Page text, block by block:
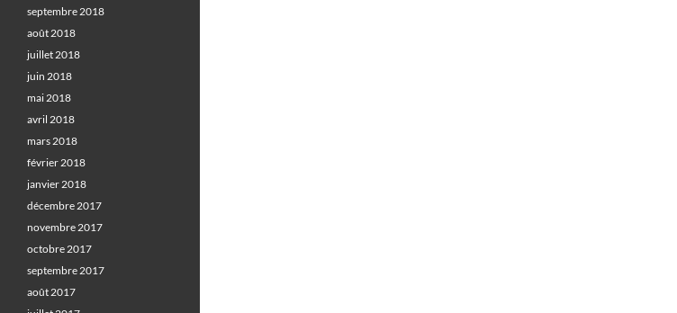
septembre 2018
août 2018
juillet 2018
juin 2018
mai 2018
avril 2018
mars 2018
février 2018
janvier 2018
décembre 2017
novembre 2017
octobre 2017
septembre 2017
août 2017